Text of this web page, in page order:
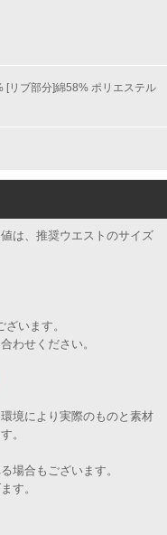
[リブ部分]綿58% ポリエステル
は、推奨ウエストのサイズ
います。
わせください。
境により実際のものと素材
。
場合もございます。
す。